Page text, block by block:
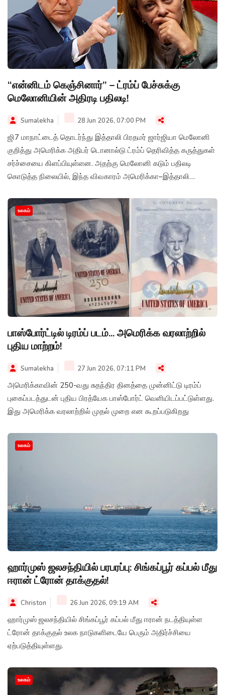
“என்னிடம் கெஞ்சினார்” – ட்ரம்ப் பேச்சுக்கு
மெலோனியின் அதிரடி பதிலடி!
Sumalekha 28 Jun 2026, 07:00 PM
ஜி7 மாநாட்டைத் தொடர்ந்து இத்தாலி பிரதமர் ஜார்ஜியா மெலோனி
குறித்து அமெரிக்க அதிபர் டொனால்டு ட்ரம்ப் தெரிவித்த கருத்துகள்
சர்ச்சையை கிளப்பியுள்ளன. அதற்கு மெலோனி கடும் பதிலடி
கொடுத்த நிலையில், இந்த விவகாரம் அமெரிக்கா–இத்தாலி
உலகம்
பாஸ்போர்ட்டில் டிரம்ப் படம்... அமெரிக்க வரலாற்றில்
புதிய மாற்றம்!
Sumalekha 27 Jun 2026, 07:11 PM
அமெரிக்காவின் 250-வது சுதந்திர தினத்தை முன்னிட்டு டிரம்ப்
புகைப்படத்துடன் புதிய பிரத்யேக பாஸ்போர்ட் வெளியிடப்பட்டுள்ளது.
இது அமெரிக்க வரலாற்றில் முதல் முறை என கூறப்படுகிறது
உலகம்
ஹார்முஸ் ஜலசந்தியில் பரபரப்பு: சிங்கப்பூர் கப்பல் மீது
ஈரான் ட்ரோன் தாக்குதல்!
Christon 26 Jun 2026, 09:19 AM
ஹார்முஸ் ஜலசந்தியில் சிங்கப்பூர் கப்பல் மீது ஈரான் நடத்தியுள்ள
ட்ரோன் தாக்குதல் உலக நாடுகளிடையே பெரும் அதிர்ச்சியை
ஏற்படுத்தியுள்ளது.
உலகம்